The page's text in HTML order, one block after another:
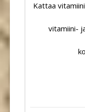
Kattaa
vitamiini-